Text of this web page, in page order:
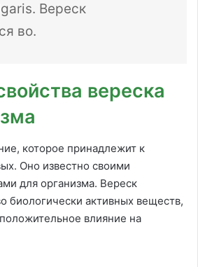
Вереск
во.
вереска
которое принадлежит к
Оно известно своими
для организма. Вереск
биологически активных веществ,
влияние на